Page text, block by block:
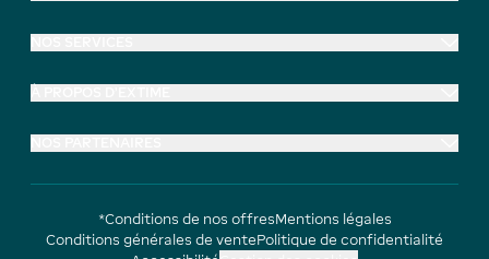
*Conditions de nos offresMentions légales
Conditions générales de ventePolitique de confidentialité